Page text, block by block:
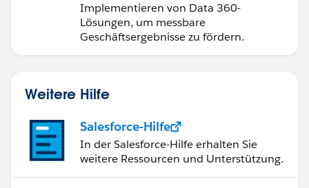
Implementieren von Data 360-
Lösungen, um messbare
Geschäftsergebnisse zu fördern.
Weitere Hilfe
Salesforce-Hilfe
In der Salesforce-Hilfe erhalten Sie
weitere Ressourcen und Unterstützung.